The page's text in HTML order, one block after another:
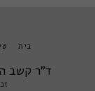
ד"ר קשב
בית